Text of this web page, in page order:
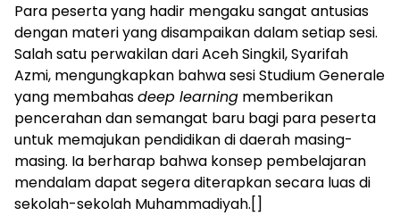
Para peserta yang hadir mengaku sangat antusias
dengan materi yang disampaikan dalam setiap sesi.
Salah satu perwakilan dari Aceh Singkil, Syarifah
Azmi, mengungkapkan bahwa sesi Studium Generale
yang membahasdeep learning memberikan
pencerahan dan semangat baru bagi para peserta
untuk memajukan pendidikan di daerah masing-
masing. Ia berharap bahwa konsep pembelajaran
mendalam dapat segera diterapkan secara luas di
sekolah-sekolah Muhammadiyah.[]